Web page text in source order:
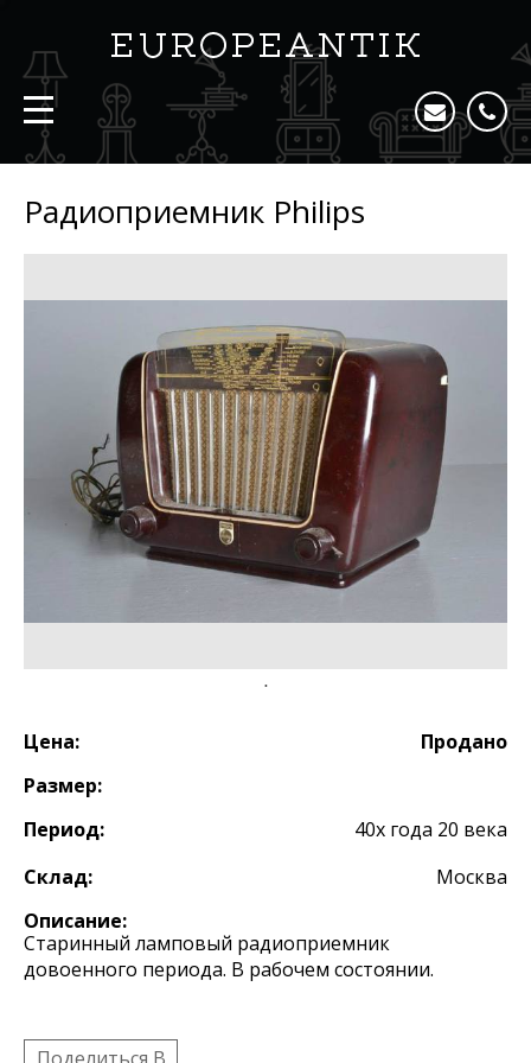
Радиоприемник Philips
Цена:
Продано
Размер:
Период:
40х года 20 века
Склад:
Москва
Описание:
Старинный ламповый радиоприемник
довоенного периода. В рабочем состоянии.